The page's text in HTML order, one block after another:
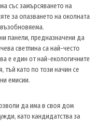
със замърсяването на
за опазването на околната
панели, предназначени да
светлина са най-често
е един от най-екологичните
тъй като по този начин се
емисии.
да има в своя дом
като кандидатства за